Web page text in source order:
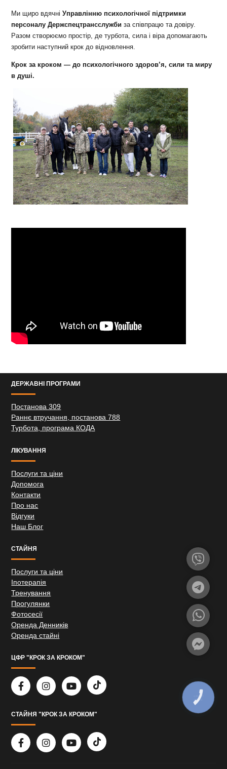
Ми щиро вдячніУправлінню психологічної підтримки
персоналу Держспецтрансслужби за співпрацю та довіру.
Разом створюємо простір, де турбота, сила і віра допомагають
зробити наступний крок до відновлення.
Крок за кроком — до психологічного здоров’я, сили та миру
в душі.
ДЕРЖАВНІ ПРОГРАМИ
Постанова 309
Раннє втручання, постанова 788
Турбота, програма КОДА
ЛІКУВАННЯ
Послуги та ціни
Допомога
Контакти
Про нас
Відгуки
Наш Блог
СТАЙНЯ
Послуги та ціни
Іпотерапія
Тренування
Прогулянки
Фотосесії
Оренда Денників
Оренда стайні
ЦФР "КРОК ЗА КРОКОМ"
СТАЙНЯ "КРОК ЗА КРОКОМ"
КНОПКА
ЗВ'ЯЗКУ